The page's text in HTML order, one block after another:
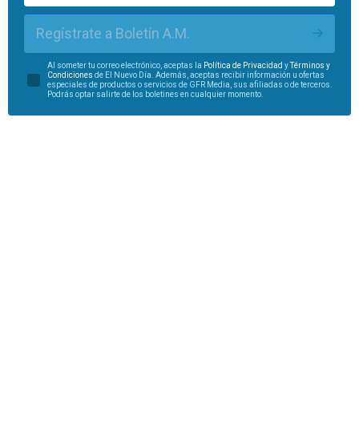
Regístrate a Boletín A.M.
Al someter tu correo electrónico, aceptas la Política de Privacidad yTérminos y
Condiciones de El Nuevo Día. Además, aceptas recibir información u ofertas
especiales de productos o servicios de GFR Media, sus afiliadas o de terceros.
Podrás optar salirte de los boletines en cualquier momento.